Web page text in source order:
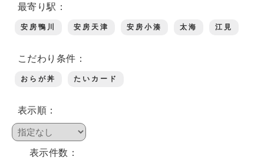
最寄り駅：
安房鴨川 安房天津 安房小湊 太海 江見
こだわり条件：
おらが丼 たいカード
表示順：
表示件数：